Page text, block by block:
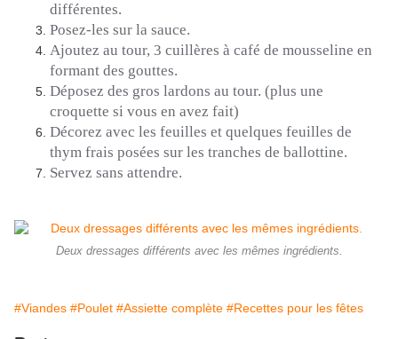
différentes.
Posez-les sur la sauce.
Ajoutez au tour, 3 cuillères à café de mousseline en
formant des gouttes.
Déposez des gros lardons au tour. (plus une
croquette si vous en avez fait)
Décorez avec les feuilles et quelques feuilles de
thym frais posées sur les tranches de ballottine.
Servez sans attendre.
Deux dressages différents avec les mêmes ingrédients.
#Viandes #Poulet #Assiette complète #Recettes pour les fêtes